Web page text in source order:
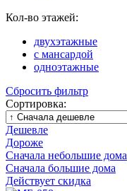
Кол-во этажей:
двухэтажные
с мансардой
одноэтажные
Сбросить фильтр
Сортировка:
Дешевле
Дороже
Сначала небольшие дома
Сначала большие дома
Действует скидка